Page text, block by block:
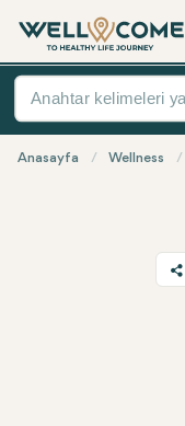
Hızlı
Anasayfa Wellness